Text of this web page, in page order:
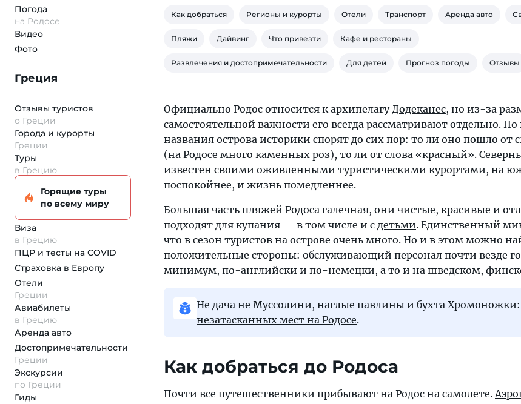
Погода
на Родосе
Видео
Фото
Греция
Отзывы туристов
о Греции
Города и курорты
Греции
Туры
в Грецию
Горящие туры
по всему миру
Виза
в Грецию
ПЦР и тесты на COVID
Страховка в Европу
Отели
Греции
Авиабилеты
в Грецию
Аренда авто
Достопримеча­тельности
Греции
Экскурсии
по Греции
Гиды
Как добраться Регионы и курорты Отели Транспорт Аренда авто
Пляжи Дайвинг Что привезти Кафе и рестораны
Развлечения и достопримечательности Для детей Прогноз погоды Отзывы
Официально Родос относится к архипелагуДодеканес, но из-за
самостоятельной важности его всегда рассматривают отдельно. По
названия острова историки спорят до сих пор: то ли оно пошло от
(на Родосе много каменных роз), то ли от слова «красный».
известен своими оживленными туристическими курортами, на
поспокойнее, и жизнь помедленнее.
Большая часть пляжей Родоса галечная, они чистые, красивые и
подходят для купания — в том числе и с детьми. Единственный
что в сезон туристов на острове очень много. Но и в этом можно
положительные стороны: обслуживающий персонал почти везде
минимум, по-английски и по-немецки, а то и на шведском,
Не дача не Муссолини, наглые павлины и бухта Хромоножки:
незатасканных мест на Родосе.
Как добраться до Родоса
Почти все путешественники прибывают на Родос на самолете.